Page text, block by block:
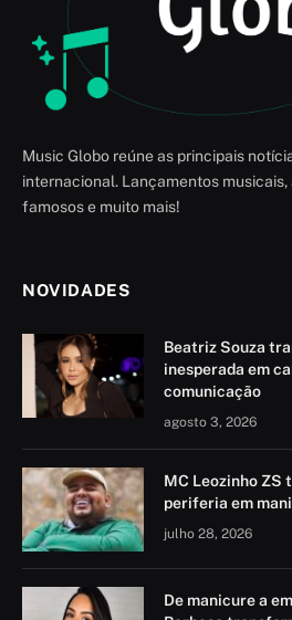
Music Globo reúne as principais
internacional. Lançamentos
famosos e muito mais!
NOVIDADES
Beatriz Souza
inesperada em
comunicação
agosto 3, 2026
MC Leozinho ZS
periferia em
julho 28, 2026
De manicure a